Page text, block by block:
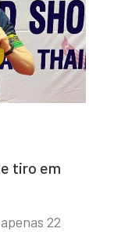
tiro em
22